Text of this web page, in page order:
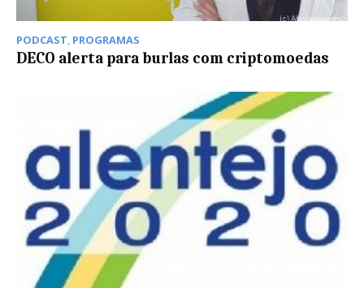
PODCAST, PROGRAMAS
DECO alerta para burlas com criptomoedas